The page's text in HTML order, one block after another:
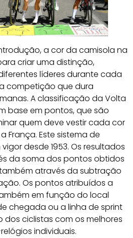
a cor da camisola na
criar uma distinção,
líderes durante cada
competição que dura
A classificação da Volta
base em pontos, que são
quem deve vestir cada cor
França. Este sistema de
desde 1953. Os resultados
da soma dos pontos obtidos
através da subtração
Os pontos atribuídos a
em função do local
chegada ou a linha de sprint
dos ciclistas com os melhores
individuais.